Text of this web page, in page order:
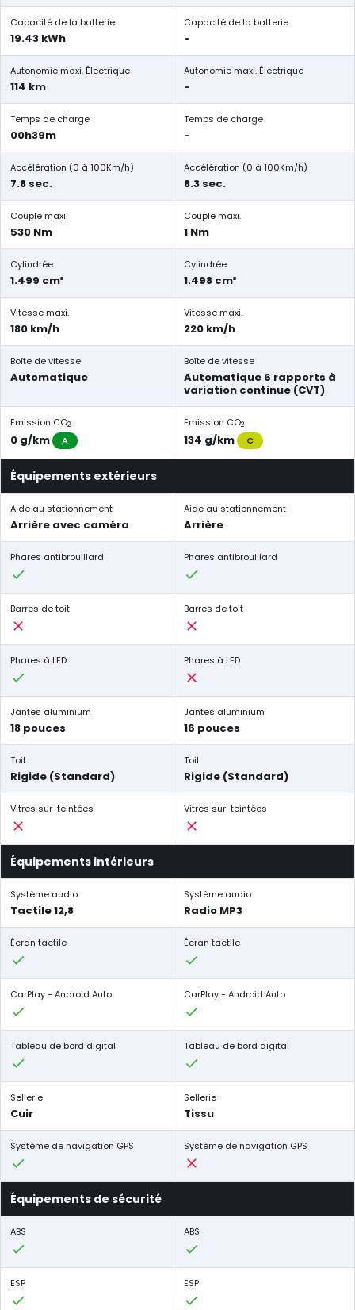
Capacité de la batterie
19.43 kWh
Capacité de la batterie
-
Autonomie maxi. Électrique
114 km
Autonomie maxi. Électrique
-
Temps de charge
00h39m
Temps de charge
-
Accélération (0 à 100Km/h)
7.8 sec.
Accélération (0 à 100Km/h)
8.3 sec.
Couple maxi.
530 Nm
Couple maxi.
1 Nm
Cylindrée
1.499 cm³
Cylindrée
1.498 cm³
Vitesse maxi.
180 km/h
Vitesse maxi.
220 km/h
Boîte de vitesse
Automatique
Boîte de vitesse
Automatique 6 rapports à
variation continue (CVT)
Emission CO2
0 g/km A
Emission CO2
134 g/km C
Équipements extérieurs
Aide au stationnement
Arrière avec caméra
Aide au stationnement
Arrière
Phares antibrouillard Phares antibrouillard
Barres de toit Barres de toit
Phares à LED Phares à LED
Jantes aluminium
18 pouces
Jantes aluminium
16 pouces
Toit
Rigide (Standard)
Toit
Rigide (Standard)
Vitres sur-teintées Vitres sur-teintées
Équipements intérieurs
Système audio
Tactile 12,8
Système audio
Radio MP3
Écran tactile Écran tactile
CarPlay - Android Auto CarPlay - Android Auto
Tableau de bord digital Tableau de bord digital
Sellerie
Cuir
Sellerie
Tissu
Système de navigation GPS Système de navigation GPS
Équipements de sécurité
ABS ABS
ESP ESP